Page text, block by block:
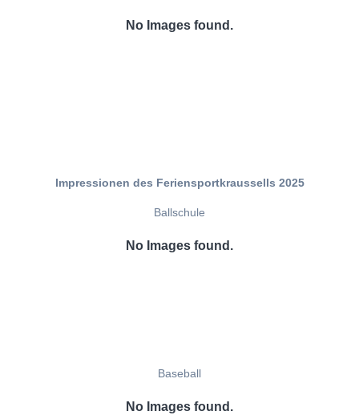
No Images found.
Impressionen des Feriensportkraussells 2025
Ballschule
No Images found.
Baseball
No Images found.